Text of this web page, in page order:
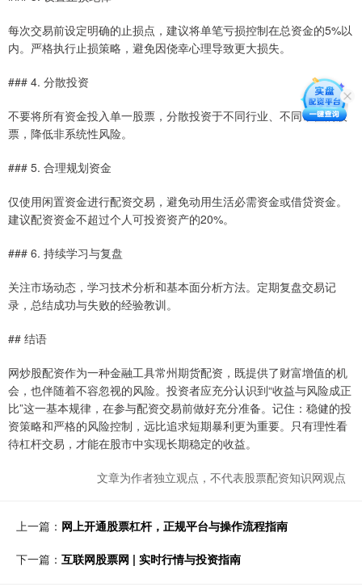
每次交易前设定明确的止损点，建议将单笔亏损控制在总资金的5%以
内。严格执行止损策略，避免因侥幸心理导致更大损失。
### 4. 分散投资
不要将所有资金投入单一股票，分散投资于不同行业、不同市值的股
票，降低非系统性风险。
### 5. 合理规划资金
仅使用闲置资金进行配资交易，避免动用生活必需资金或借贷资金。
建议配资资金不超过个人可投资资产的20%。
### 6. 持续学习与复盘
关注市场动态，学习技术分析和基本面分析方法。定期复盘交易记
录，总结成功与失败的经验教训。
## 结语
网炒股配资作为一种金融工具常州期货配资，既提供了财富增值的机
会，也伴随着不容忽视的风险。投资者应充分认识到“收益与风险成正
比”这一基本规律，在参与配资交易前做好充分准备。记住：稳健的投
资策略和严格的风险控制，远比追求短期暴利更为重要。只有理性看
待杠杆交易，才能在股市中实现长期稳定的收益。
文章为作者独立观点，不代表股票配资知识网观点
上一篇： 网上开通股票杠杆，正规平台与操作流程指南
下一篇： 互联网股票网 | 实时行情与投资指南